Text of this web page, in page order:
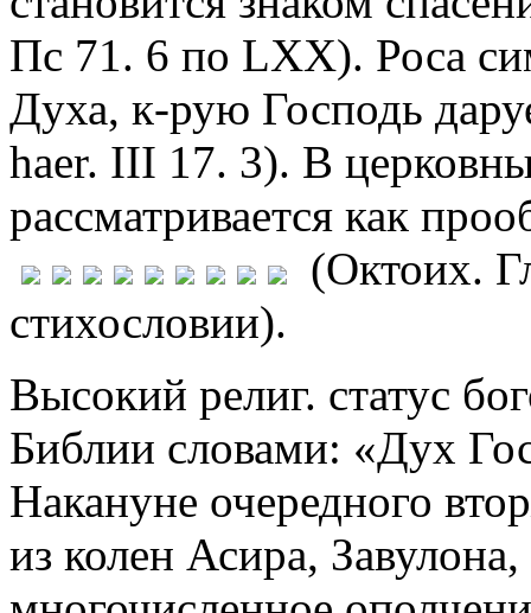
Пс 71. 6 по LXX). Роса
Духа, к-рую Господь
haer. III 17. 3). В
рассматривается как
(Октоих.
стихословии).
Высокий религ. статус
Библии словами: «Дух
Накануне очередного
из колен Асира,